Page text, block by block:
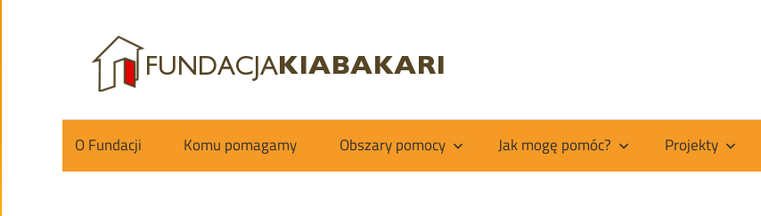
content
Kiabakari
O Fundacji Komu pomagamy Obszary pomocy Jak mogę pomóc? Projekty